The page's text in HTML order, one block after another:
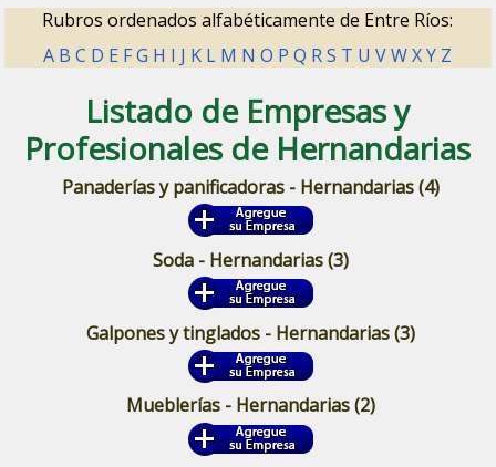
Rubros ordenados alfabéticamente de Entre Ríos:
A BC D E FG H I J K L M NO PQ RS T UVWXY Z
Listado de Empresas y
Profesionales de Hernandarias
Panaderías y panificadoras - Hernandarias(4)
Soda - Hernandarias(3)
Galpones y tinglados - Hernandarias(3)
Mueblerías - Hernandarias(2)